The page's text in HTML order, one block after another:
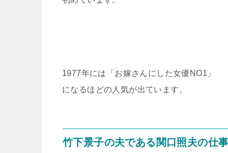
1977年には「お嫁さんにした女優NO1」
になるほどの人気が出ています。
竹下景子の夫である関口照夫の仕